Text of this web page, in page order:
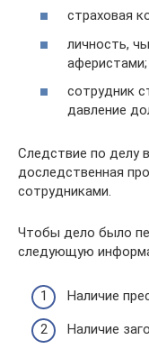
страховая
личность,
аферистами;
сотрудник
давление
Следствие по
доследственная
сотрудниками.
Чтобы дело было
следующую
Наличие
Наличие